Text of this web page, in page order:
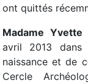
ont quittés
Madame Yvette
avril 2013 dans
naissance et de
Cercle